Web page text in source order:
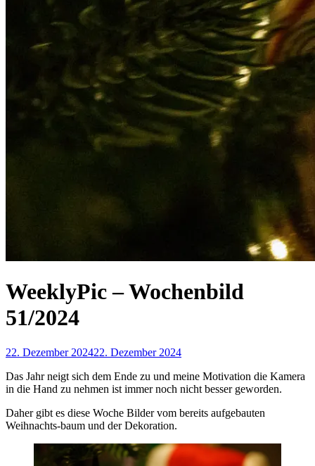
WeeklyPic – Wochenbild
51/2024
22. Dezember 202422. Dezember 2024
Das Jahr neigt sich dem Ende zu und meine Motivation die Kamera
in die Hand zu nehmen ist immer noch nicht besser geworden.
Daher gibt es diese Woche Bilder vom bereits aufgebauten
Weihnachts-baum und der Dekoration.